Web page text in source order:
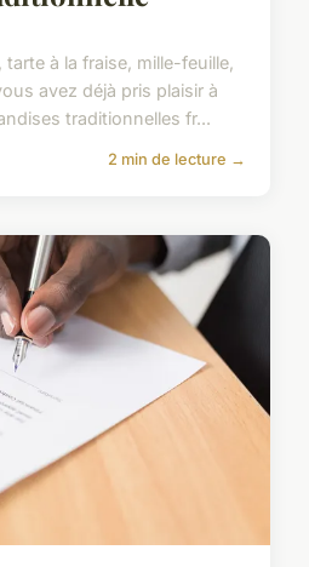
à la fraise, mille-feuille,
avez déjà pris plaisir à
traditionnelles fr...
2 min de lecture →